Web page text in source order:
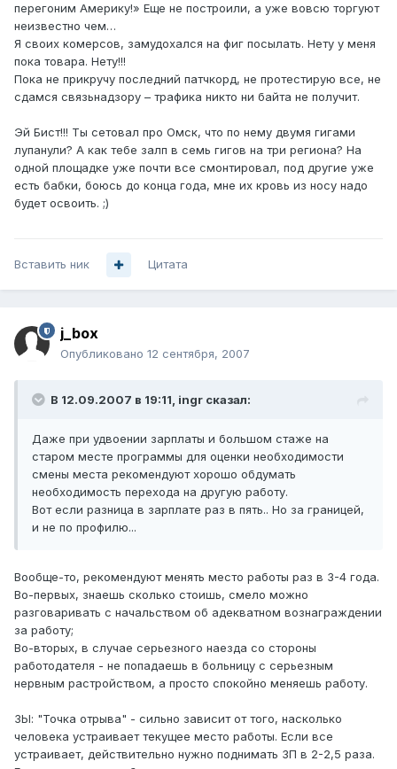
перегоним Америку!» Еще не построили, а уже вовсю торгуют
неизвестно чем…
Я своих комерсов, замудохался на фиг посылать. Нету у меня
пока товара. Нету!!!
Пока не прикручу последний патчкорд, не протестирую все, не
сдамся связьнадзору – трафика никто ни байта не получит.
Эй Бист!!! Ты сетовал про Омск, что по нему двумя гигами
лупанули? А как тебе залп в семь гигов на три региона? На
одной площадке уже почти все смонтировал, под другие уже
есть бабки, боюсь до конца года, мне их кровь из носу надо
будет освоить. ;)
Вставить ник Цитата
j_box
Опубликовано 12 сентября, 2007
В 12.09.2007 в 19:11, ingr сказал:
Даже при удвоении зарплаты и большом стаже на
старом месте программы для оценки необходимости
смены места рекомендуют хорошо обдумать
необходимость перехода на другую работу.
Вот если разница в зарплате раз в пять.. Но за границей,
и не по профилю...
Вообще-то, рекомендуют менять место работы раз в 3-4 года.
Во-первых, знаешь сколько стоишь, смело можно
разговаривать с начальством об адекватном вознаграждении
за работу;
Во-вторых, в случае серьезного наезда со стороны
работодателя - не попадаешь в больницу с серьезным
нервным растройством, а просто спокойно меняешь работу.
ЗЫ: "Точка отрыва" - сильно зависит от того, насколько
человека устраивает текущее место работы. Если все
устраивает, действительно нужно поднимать ЗП в 2-2,5 раза.